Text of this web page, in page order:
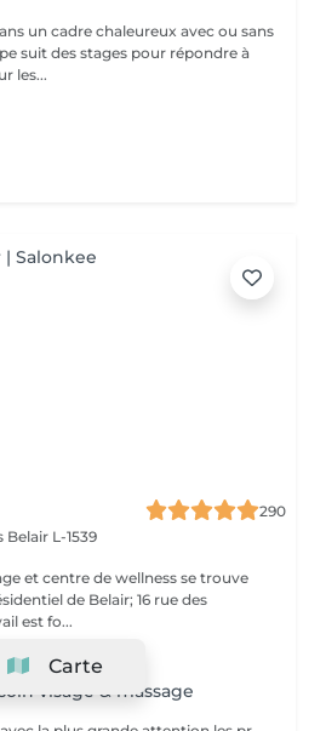
un cadre chaleureux avec ou sans
suit des stages pour répondre à
les...
290
Belair L-1539
et centre de wellness se trouve
de Belair; 16 rue des
est fo...
Massage
visage & massage
Carte